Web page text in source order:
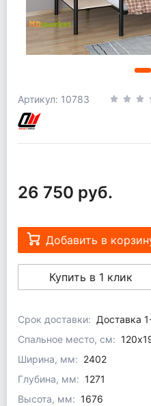
Артикул: 10783
26 750 руб.
Добавить в
Купить в 1 клик
Срок доставки: Доставка
Спальное место, см:
Ширина, мм: 2402
Глубина, мм: 1271
Высота, мм: 1676